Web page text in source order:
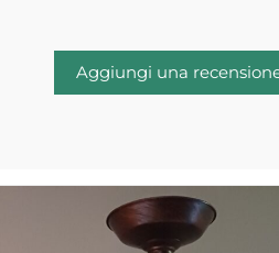
Aggiungi una